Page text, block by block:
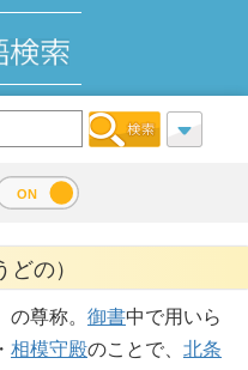
どの）
の尊称。 御書中で用いら
・ 相模守殿のことで、 北条